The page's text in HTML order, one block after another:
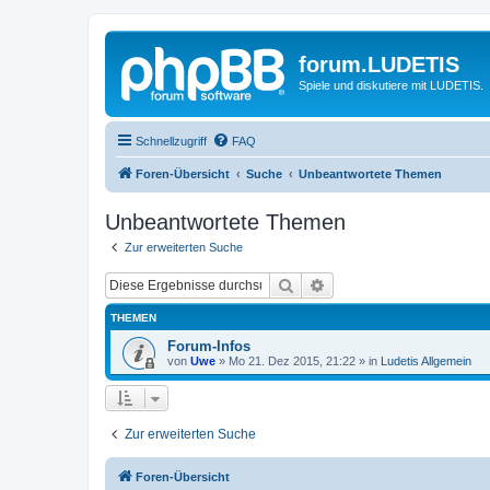
forum.LUDETIS
Spiele und diskutiere mit LUDETIS.
Schnellzugriff FAQ
Foren-Übersicht Suche Unbeantwortete Themen
Unbeantwortete Themen
Zur erweiterten Suche
Suche
THEMEN
Forum-Infos
von Uwe » Mo 21. Dez 2015, 21:22 » in Ludetis Allgemein
Zur erweiterten Suche
Foren-Übersicht